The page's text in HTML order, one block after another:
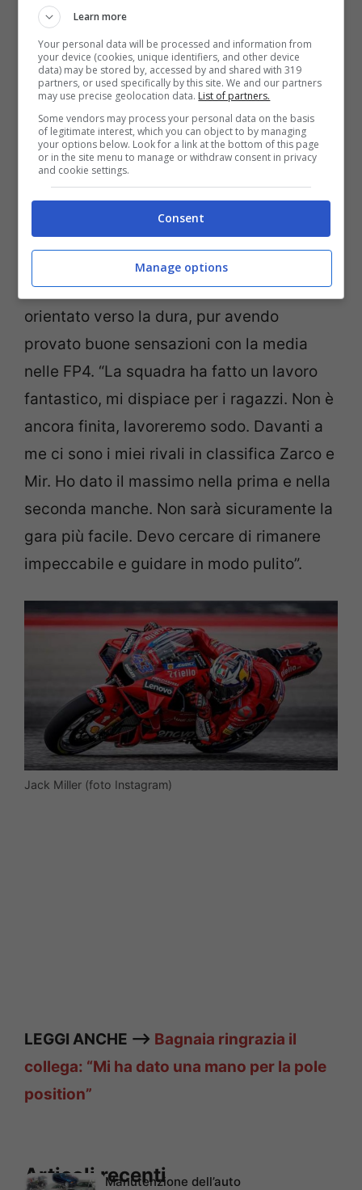
un paio di volte. Quindi sono già molto
arrabbiato. Farò il possibile e cercherò di
andare avanti nella gara di domani”. Jack
Miller ha sottolineato che entrambe le
gomme posteriori morbide non avevano il
grip desiderato. La prova sta nel fatto che
nelle terze libere ha guidato 0.797 secondi
più veloce rispetto alle qualifiche.
La certezza è che in gara non monterà la
mescola morbida,Jack Millersembra
orientato verso la dura, pur avendo
provato buone sensazioni con la media
nelle FP4. “La squadra ha fatto un lavoro
fantastico, mi dispiace per i ragazzi. Non è
ancora finita, lavoreremo sodo. Davanti a
me ci sono i miei rivali in classifica Zarco e
Mir. Ho dato il massimo nella prima e nella
seconda manche. Non sarà sicuramente la
gara più facile. Devo cercare di rimanere
impeccabile e guidare in modo pulito”.
Jack Miller (foto Instagram)
LEGGI ANCHE —> Bagnaia ringrazia il
collega: “Mi ha dato una mano per la pole
position”
Articoli recentiManutenzione dell’auto
Learn more
Your personal data will be processed and information from
your device (cookies, unique identifiers, and other device
data) may be stored by, accessed by and shared with 319
partners, or used specifically by this site. We and our partners
may use precise geolocation data. List of partners.
Some vendors may process your personal data on the basis
of legitimate interest, which you can object to by managing
your options below. Look for a link at the bottom of this page
or in the site menu to manage or withdraw consent in privacy
and cookie settings.
Consent
Manage options